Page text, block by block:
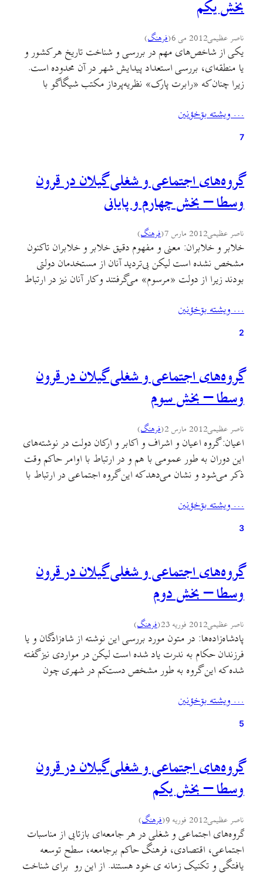
بخش یکم
ناصر عظیمی2012 می 6 (فرهنگ)
یکی از شاخص‌های مهم در بررسی و شناخت تاریخ هر کشور و
یا منطقه‌ای، بررسی استعداد پیدایش شهر در آن محدوده است.
زیرا چنان که «رابرت پارک» نظریه‌پرداز مکتب شیگاگو با
ترتیب نبود این کارگاه در هر محدوده‌ای به معنی کند و بطئی شدن
فرایند…
… ويشته بۊخؤنين
7
گروه‌های اجتماعی و شغلی گیلان در قرون
وسطا – بخش چهارم و پایانی
ناصر عظیمی2012 مارس 7 (فرهنگ)
خلابر و خلابران: معنی و مفهوم دقیق خلابر و خلابران تاکنون
مشخص نشده است لیکن بی‌تردید آنان از مستخدمان دولتی
بودند زیرا از دولت «مرسوم» می‌گرفتند و کار آنان نیز در ارتباط
آنان را «سربازان خاصه‌ی سلطان» می‌داند و رابینو می‌گوید که
آنان «خدمتگزارانی [بودند] که خوراک…
… ويشته بۊخؤنين
2
گروه‌های اجتماعی و شغلی گیلان در قرون
وسطا – بخش سوم
ناصر عظیمی2012 مارس 2 (فرهنگ)
اعیان: گروه اعیان و اشراف و اکابر و ارکان دولت در نوشته‌های
این دوران به طور عمومی با هم و در ارتباط با اوامر حاکم وقت
ذکر می‌شود و نشان می‌دهد که این گروه اجتماعی در ارتباط با
طور معمول با اشاره‌ی حکام…
… ويشته بۊخؤنين
3
گروه‌های اجتماعی و شغلی گیلان در قرون
وسطا – بخش دوم
ناصر عظیمی2012 فوریه 23 (فرهنگ)
پادشاه‌زاده‌ها: در متون مورد بررسی این نوشته از شاه‌زادگان و یا
فرزندان حکام به ندرت یاد شده است لیکن در مواردی نیز گفته
شده که این گروه به طور مشخص دست‌کم در شهری چون
هم رسانیده و نام ونشانی نزد عموم داشته‌اند: «و حضرت
سلطانی…
… ويشته بۊخؤنين
5
گروه‌های اجتماعی و شغلی گیلان در قرون
وسطا – بخش یکم
ناصر عظیمی2012 فوریه 9 (فرهنگ)
گروه‌های اجتماعی و شغلی در هر جامعه‌ای بازتابی از مناسبات
اجتماعی، اقتصادی، فرهنگ حاکم برجامعه، سطح توسعه
یافتگی و تکنیک زمانه ی خود هستند. از این رو برای شناخت